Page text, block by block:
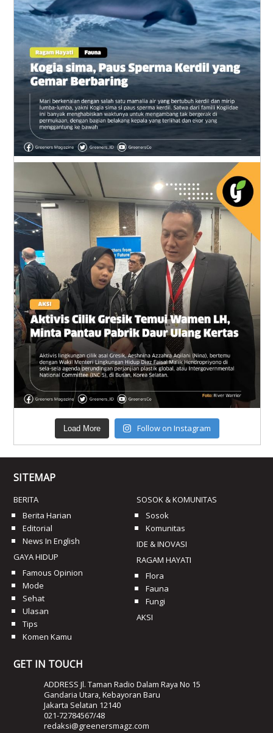
Load More Follow on Instagram
SITEMAP
BERITA
Berita Harian
Editorial
News In English
GAYA HIDUP
Famous Opinion
Mode
Sehat
Ulasan
Tips
Komen Kamu
SOSOK & KOMUNITAS
Sosok
Komunitas
IDE & INOVASI
RAGAM HAYATI
Flora
Fauna
Fungi
AKSI
GET IN TOUCH
ADDRESS Jl. Taman Radio Dalam Raya No 15
Gandaria Utara, Kebayoran Baru
Jakarta Selatan 12140
021-72784567/48
redaksi@greenersmagz.com